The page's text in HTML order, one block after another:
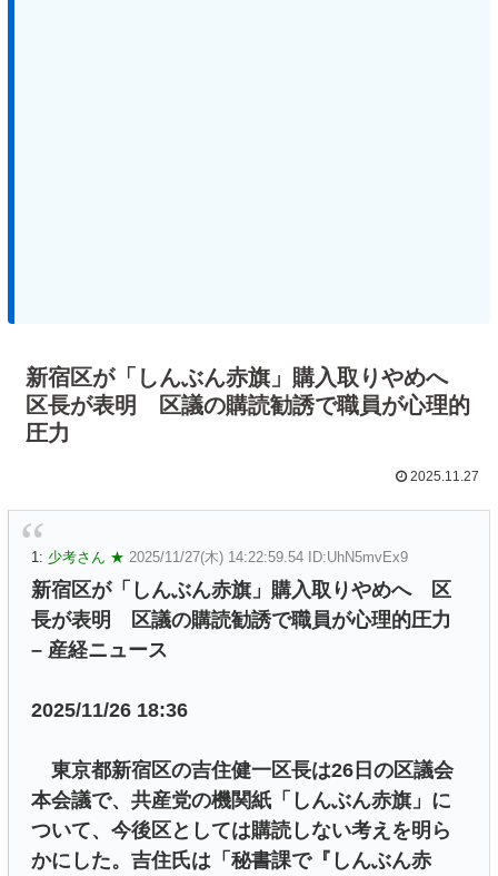
新宿区が「しんぶん赤旗」購入取りやめへ
区長が表明 区議の購読勧誘で職員が心理的
圧力
2025.11.27
1: 少考さん ★ 2025/11/27(木) 14:22:59.54 ID:UhN5mvEx9
新宿区が「しんぶん赤旗」購入取りやめへ 区
長が表明 区議の購読勧誘で職員が心理的圧力
– 産経ニュース
2025/11/26 18:36
東京都新宿区の吉住健一区長は26日の区議会
本会議で、共産党の機関紙「しんぶん赤旗」に
ついて、今後区としては購読しない考えを明ら
かにした。吉住氏は「秘書課で『しんぶん赤